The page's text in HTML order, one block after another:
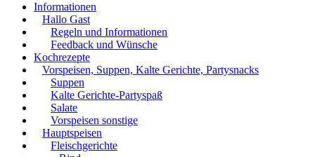
Informationen
Hallo Gast
Regeln und Informationen
Feedback und Wünsche
Kochrezepte
Vorspeisen, Suppen, Kalte Gerichte, Partysnacks
Suppen
Kalte Gerichte-Partyspaß
Salate
Vorspeisen sonstige
Hauptspeisen
Fleischgerichte